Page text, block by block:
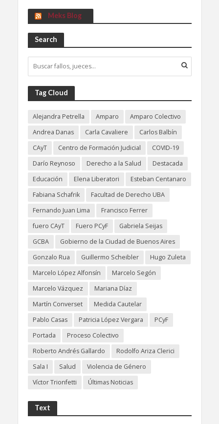
Meks Blog
Search
Tag Cloud
Alejandra Petrella Amparo
Amparo Colectivo
Andrea Danas
Carla Cavaliere
Carlos Balbín
CAyT
Centro de Formación Judicial
COVID-19
Darío Reynoso
Derecho a la Salud
Destacada
Educación
Elena Liberatori
Esteban Centanaro
Fabiana Schafrik
Facultad de Derecho UBA
Fernando Juan Lima
Francisco Ferrer
fuero CAyT
Fuero PCyF
Gabriela Seijas
GCBA
Gobierno de la Ciudad de Buenos Aires
Gonzalo Rua
Guillermo Scheibler
Hugo Zuleta
Marcelo López Alfonsín
Marcelo Segón
Marcelo Vázquez
Mariana Díaz
Martín Converset
Medida Cautelar
Pablo Casas
Patricia López Vergara
PCyF
Portada
Proceso Colectivo
Roberto Andrés Gallardo
Rodolfo Ariza Clerici
Sala I
Salud
Violencia de Género
Víctor Trionfetti
Últimas Noticias
Text